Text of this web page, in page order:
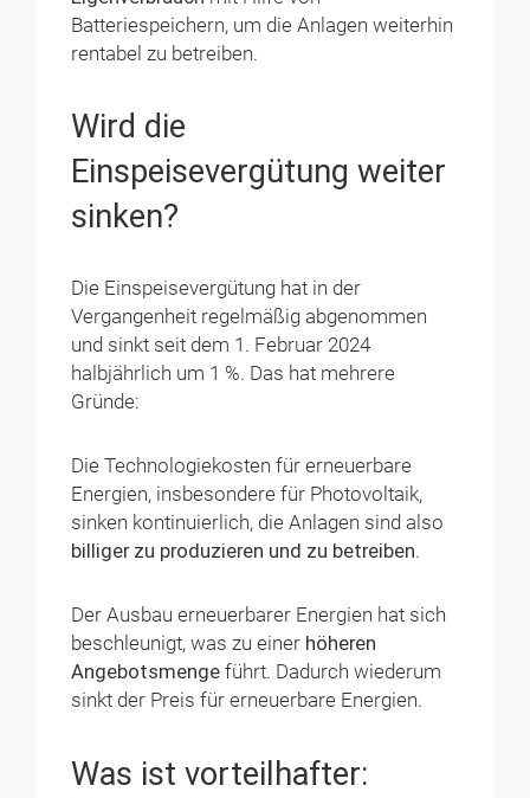
Batteriespeichern, um die Anlagen weiterhin
rentabel zu betreiben.
Wird die
Einspeisevergütung weiter
sinken?
Die Einspeisevergütung hat in der
Vergangenheit regelmäßig abgenommen
und sinkt seit dem 1. Februar 2024
halbjährlich um 1 %. Das hat mehrere
Gründe:
Die Technologiekosten für erneuerbare
Energien, insbesondere für Photovoltaik,
sinken kontinuierlich, die Anlagen sind also
billiger zu produzieren und zu betreiben.
Der Ausbau erneuerbarer Energien hat sich
beschleunigt, was zu einer höheren
Angebotsmenge führt. Dadurch wiederum
sinkt der Preis für erneuerbare Energien.
Was ist vorteilhafter: